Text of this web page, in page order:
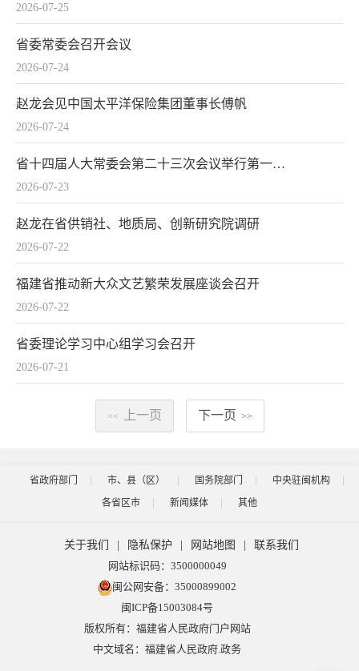
2026-07-25
2026-07-24
省委常委会召开会议
2026-07-24
赵龙会见中国太平洋保险集团董事长傅帆
2026-07-23
省十四届人大常委会第二十三次会议举行第一次全体会议
2026-07-22
赵龙在省供销社、地质局、创新研究院调研
2026-07-22
福建省推动新大众文艺繁荣发展座谈会召开
2026-07-21
省委理论学习中心组学习会召开
<< 上一页 下一页 >>
省政府部门 市、县（区） 国务院部门
中央驻闽机构
各省区市
新闻媒体 其他
关于我们 隐私保护 网站地图
联系我们
网站标识码：3500000049
闽公网安备：35000899002
闽ICP备15003084号
版权所有：福建省人民政府门户网站
中文域名：福建省人民政府.政务